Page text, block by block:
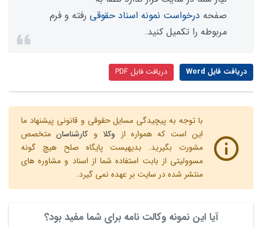
صفحه درخواست نمونه اسناد حقوقی رفته و فرم
مربوطه را تکمیل کنید.
دریافت فایل Word دریافت فایل PDF
با توجه به پیچیدگی مسایل حقوقی و قانونی پیشنهاد ما
این است که همواره از وکلاو کارشناسانمتخصص
مشورت بگیرید. بدیهیست پایگاه صلح هیچ گونه
مسوولیتی از بابت استفاده شما از اسناد و مشاوره های
منتشر شده در سایت بر عهده نمی گیرد.
آیا این نمونه وکالت نامه برای شما مفید بود؟